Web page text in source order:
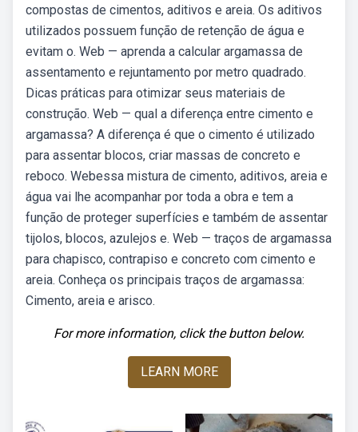
compostas de cimentos, aditivos e areia. Os aditivos
utilizados possuem função de retenção de água e
evitam o. Web — aprenda a calcular argamassa de
assentamento e rejuntamento por metro quadrado.
Dicas práticas para otimizar seus materiais de
construção. Web — qual a diferença entre cimento e
argamassa? A diferença é que o cimento é utilizado
para assentar blocos, criar massas de concreto e
reboco. Webessa mistura de cimento, aditivos, areia e
água vai lhe acompanhar por toda a obra e tem a
função de proteger superfícies e também de assentar
tijolos, blocos, azulejos e. Web — traços de argamassa
para chapisco, contrapiso e concreto com cimento e
areia. Conheça os principais traços de argamassa:
Cimento, areia e arisco.
For more information, click the button below.
LEARN MORE